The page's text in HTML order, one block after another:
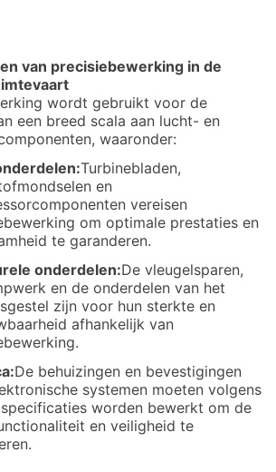
van precisiebewerking in de
wordt gebruikt voor de
een breed scala aan lucht- en
waaronder:
Turbinebladen,
en
vereisen
om optimale prestaties en
te garanderen.
onderdelen:De vleugelsparen,
en de onderdelen van het
zijn voor hun sterkte en
afhankelijk van
De behuizingen en bevestigingen
systemen moeten volgens
worden bewerkt om de
en veiligheid te